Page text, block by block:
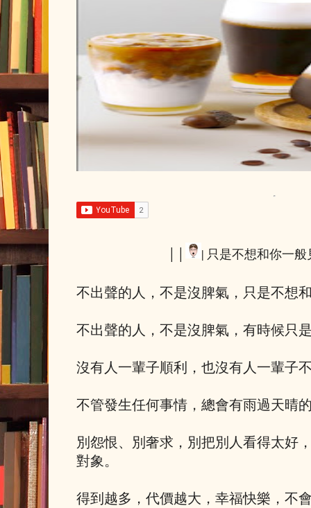
| 只是不想和你一般
不出聲的人，不是沒脾氣，只是不想
不出聲的人，不是沒脾氣，有時候只
沒有人一輩子順利，也沒有人一輩子
不管發生任何事情，總會有雨過天晴
別怨恨、別奢求，別把別人看得太好
對象。
得到越多，代價越大，幸福快樂，不